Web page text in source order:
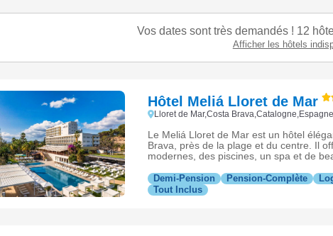
Vos dates sont très demandés ! 12
Afficher les hôtels
Hôtel Meliá Lloret de Mar
Lloret de Mar,Costa Brava,Catalogne,Espagne
Le Meliá Lloret de Mar est un hôtel
Brava, près de la plage et du centre. Il
modernes, des piscines, un spa et de
Demi-Pension Pension-Complète
Tout Inclus